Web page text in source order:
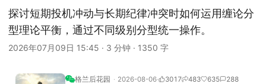
探讨短期投机冲动与长期纪律冲突时如何运用缠论分
型理论平衡，通过不同级别分型统一操作。
2026年07月09日 15:45 · 3 分钟 · 1350 字
格兰后花园 2026-08-06 3017 483 635 288